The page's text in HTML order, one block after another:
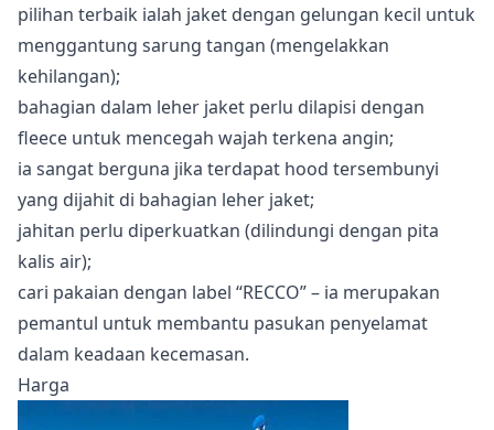
pilihan terbaik ialah jaket dengan gelungan kecil untuk
menggantung sarung tangan (mengelakkan
kehilangan);
bahagian dalam leher jaket perlu dilapisi dengan
fleece untuk mencegah wajah terkena angin;
ia sangat berguna jika terdapat hood tersembunyi
yang dijahit di bahagian leher jaket;
jahitan perlu diperkuatkan (dilindungi dengan pita
kalis air);
cari pakaian dengan label “RECCO” – ia merupakan
pemantul untuk membantu pasukan penyelamat
dalam keadaan kecemasan.
Harga